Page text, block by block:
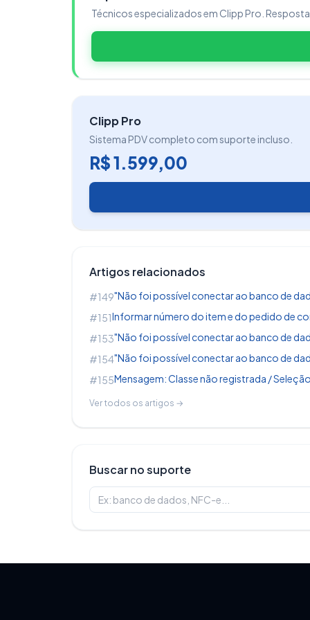
clique com o botão direito nele e em
Clique com o botão direito em algum
Técnicos especializados em Clipp Pro.
Clipp Pro
Sistema PDV completo com suporte incluso.
R$ 1.599,00
Artigos relacionados
#149"Não foi possível conectar ao banco de
#151Informar número do item e do pedido de
#153"Não foi possível conectar ao banco de
#154"Não foi possível conectar ao banco de
#155Mensagem: Classe não registrada /
Ver todos os artigos →
Buscar no suporte